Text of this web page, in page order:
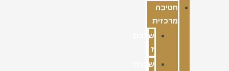
חטיבה
מרכזית
שכבת
ז
שכבת